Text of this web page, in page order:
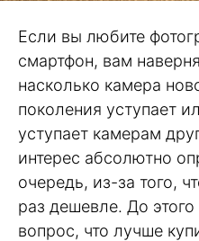
Если вы любите
смартфон, вам
насколько камера
поколения уступает
уступает камерам
интерес абсолютно
очередь, из-за того,
раз дешевле. До
вопрос, что лучше